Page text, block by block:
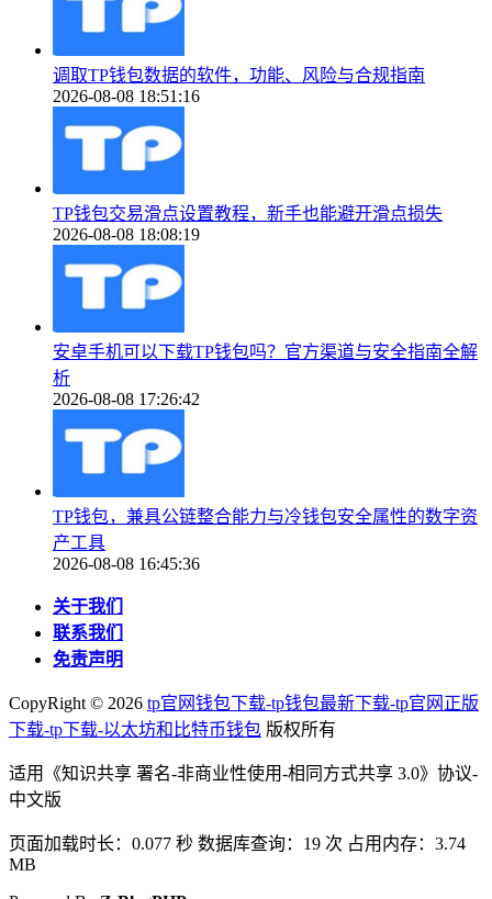
调取TP钱包数据的软件，功能、风险与合规指南
2026-08-08 18:51:16
TP钱包交易滑点设置教程，新手也能避开滑点损失
2026-08-08 18:08:19
安卓手机可以下载TP钱包吗？官方渠道与安全指南全解
析
2026-08-08 17:26:42
TP钱包，兼具公链整合能力与冷钱包安全属性的数字资
产工具
2026-08-08 16:45:36
关于我们
联系我们
免责声明
CopyRight © 2026 tp官网钱包下载-tp钱包最新下载-tp官网正版
下载-tp下载-以太坊和比特币钱包 版权所有
适用《知识共享 署名-非商业性使用-相同方式共享 3.0》协议-
中文版
页面加载时长：0.077 秒 数据库查询：19 次 占用内存：3.74
MB